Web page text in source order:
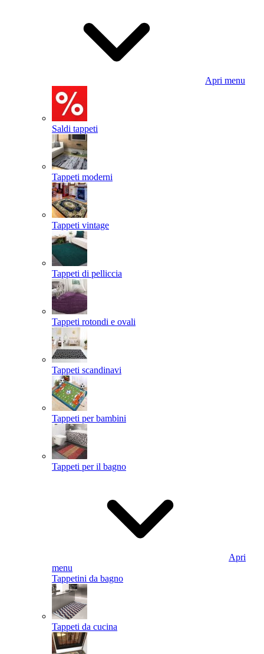
Apri menu
Saldi tappeti
Tappeti moderni
Tappeti vintage
Tappeti di pelliccia
Tappeti rotondi e ovali
Tappeti scandinavi
Tappeti per bambini
Tappeti per il bagno
Apri
menu
Tappetini da bagno
Tappeti da cucina